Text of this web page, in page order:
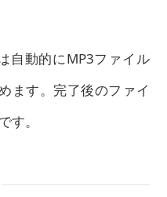
自動的にMP3ファイル
ます。完了後のファイ
す。